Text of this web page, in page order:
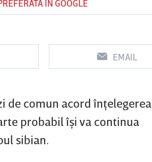
ÎN GOOGLE
EMAIL
de comun acord înţelegerea
probabil îşi va continua
sibian.
Vs